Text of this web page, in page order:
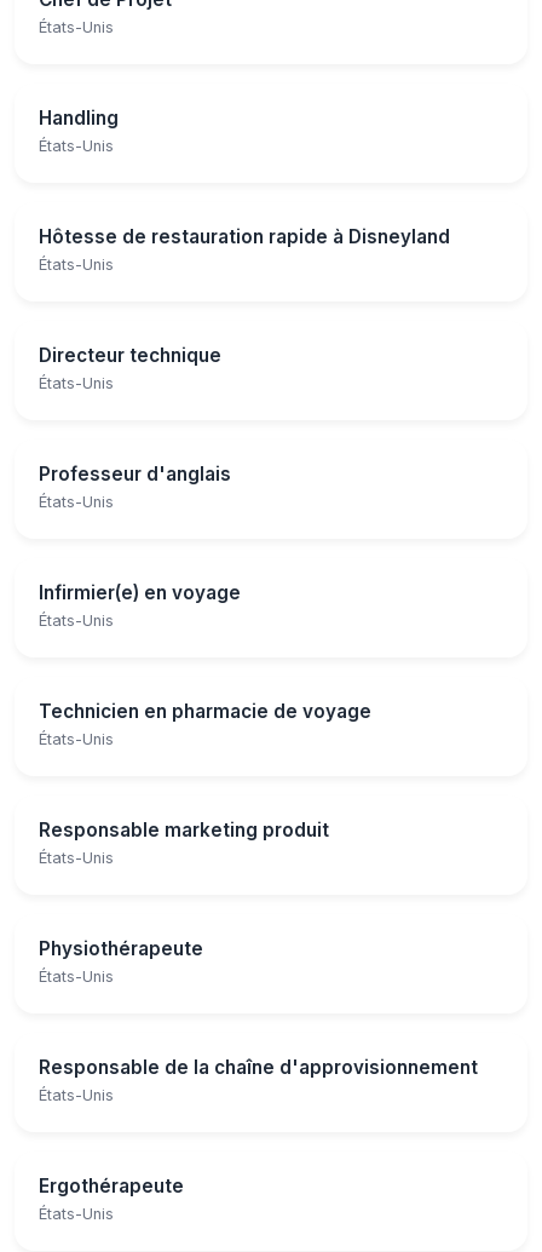
États-Unis
Handling
États-Unis
Hôtesse de restauration rapide à Disneyland
États-Unis
Directeur technique
États-Unis
Professeur d'anglais
États-Unis
Infirmier(e) en voyage
États-Unis
Technicien en pharmacie de voyage
États-Unis
Responsable marketing produit
États-Unis
Physiothérapeute
États-Unis
Responsable de la chaîne d'approvisionnement
États-Unis
Ergothérapeute
États-Unis